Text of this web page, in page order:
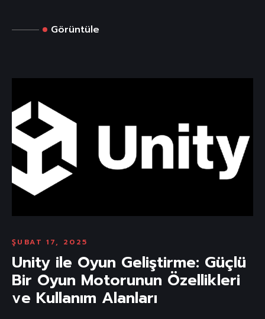
Görüntüle
ŞUBAT 17, 2025
Unity ile Oyun Geliştirme: Güçlü
Bir Oyun Motorunun Özellikleri
ve Kullanım Alanları